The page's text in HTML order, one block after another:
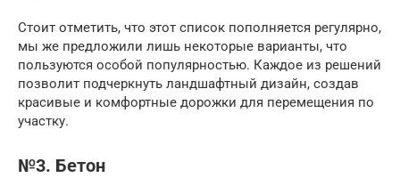
Стоит отметить, что этот список пополняется регулярно,
мы же предложили лишь некоторые варианты, что
пользуются особой популярностью. Каждое из решений
позволит подчеркнуть ландшафтный дизайн, создав
красивые и комфортные дорожки для перемещения по
участку.
№3. Бетон